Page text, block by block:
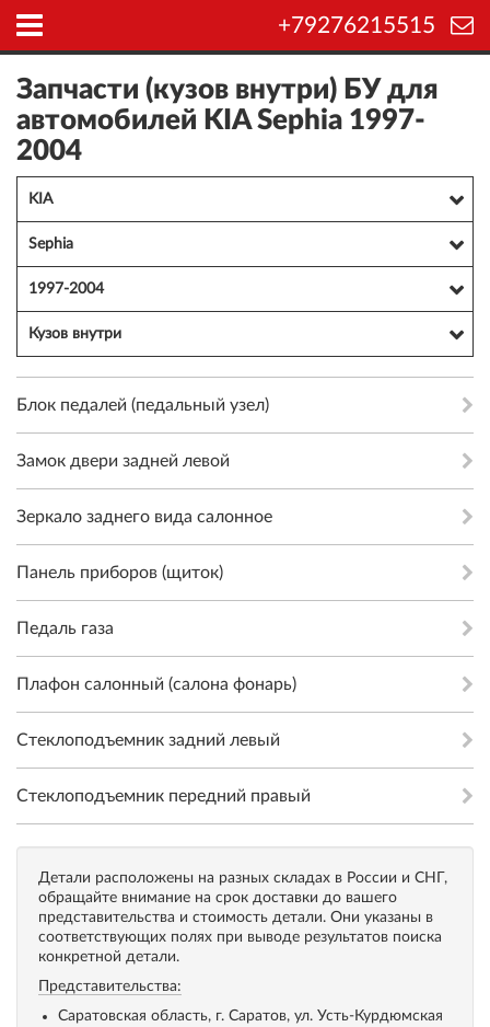
+79276215515
Запчасти (кузов внутри) БУ для
автомобилей KIA Sephia 1997-
2004
KIA
Sephia
1997-2004
Кузов внутри
Блок педалей (педальный узел)
Замок двери задней левой
Зеркало заднего вида салонное
Панель приборов (щиток)
Педаль газа
Плафон салонный (салона фонарь)
Стеклоподъемник задний левый
Стеклоподъемник передний правый
Детали расположены на разных складах в России и СНГ,
обращайте внимание на срок доставки до вашего
представительства и стоимость детали. Они указаны в
соответствующих полях при выводе результатов поиска
конкретной детали.
Представительства:
Саратовская область, г. Саратов, ул. Усть-Курдюмская